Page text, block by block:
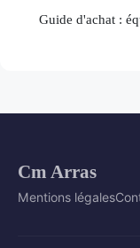
Guide d'achat :
Cm Arras
Mentions légales